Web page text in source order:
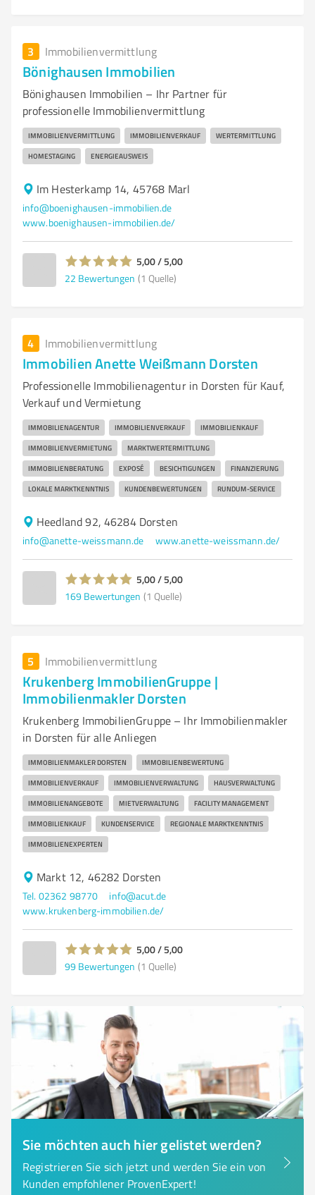
3 Immobilienvermittlung
Bönighausen Immobilien
Bönighausen Immobilien – Ihr Partner für
professionelle Immobilienvermittlung
IMMOBILIENVERMITTLUNG IMMOBILIENVERKAUF WERTERMITTLUNG
HOMESTAGING ENERGIEAUSWEIS
Im Hesterkamp 14, 45768 Marl
info@boenighausen-immobilien.de
www.boenighausen-immobilien.de/
5,00 / 5,00
22 Bewertungen (1 Quelle)
4 Immobilienvermittlung
Immobilien Anette Weißmann Dorsten
Professionelle Immobilienagentur in Dorsten für Kauf,
Verkauf und Vermietung
IMMOBILIENAGENTUR IMMOBILIENVERKAUF IMMOBILIENKAUF
IMMOBILIENVERMIETUNG MARKTWERTERMITTLUNG
IMMOBILIENBERATUNG EXPOSÉ BESICHTIGUNGEN FINANZIERUNG
LOKALE MARKTKENNTNIS KUNDENBEWERTUNGEN RUNDUM-SERVICE
Heedland 92, 46284 Dorsten
info@anette-weissmann.de www.anette-weissmann.de/
5,00 / 5,00
169 Bewertungen (1 Quelle)
5 Immobilienvermittlung
Krukenberg ImmobilienGruppe |
Immobilienmakler Dorsten
Krukenberg ImmobilienGruppe – Ihr Immobilienmakler
in Dorsten für alle Anliegen
IMMOBILIENMAKLER DORSTEN IMMOBILIENBEWERTUNG
IMMOBILIENVERKAUF IMMOBILIENVERWALTUNG HAUSVERWALTUNG
IMMOBILIENANGEBOTE MIETVERWALTUNG FACILITY MANAGEMENT
IMMOBILIENKAUF KUNDENSERVICE REGIONALE MARKTKENNTNIS
IMMOBILIENEXPERTEN
Markt 12, 46282 Dorsten
Tel. 02362 98770
info@acut.de
www.krukenberg-immobilien.de/
5,00 / 5,00
99 Bewertungen (1 Quelle)
Sie möchten auch hier gelistet werden?
Registrieren Sie sich jetzt und werden Sie ein von
Kunden empfohlener ProvenExpert!